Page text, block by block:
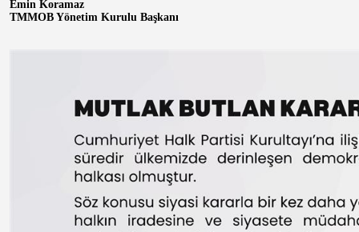
Emin Koramaz
TMMOB Yönetim Kurulu Başkanı